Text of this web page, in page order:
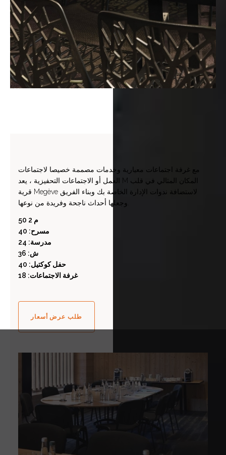
مع غرفة اجتماعات معيارية وخدمات مصممة خصيصا لاجتماعات
العمل أو الاجتماعات التحفيزية ، يعد M المكان المثالي في قلب
قرية Megève لاستضافة ندوات الإدارة الخاصة بك وبناء الفريق
50 م 2
مسرح: 40
مدرسة: 24
ش: 36
حفل كوكتيل: 40
غرفة الاجتماعات: 18
طلب عرض أسعار